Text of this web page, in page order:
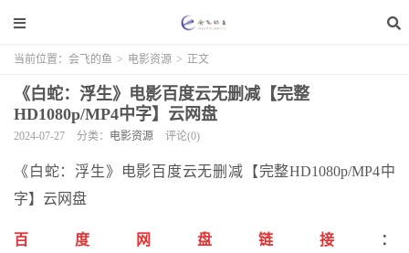
当前位置： 会飞的鱼 > 电影资源 > 正文
《白蛇：浮生》电影百度云无删减【完整
HD1080p/MP4中字】云网盘
2024-07-27 分类： 电影资源 评论(0)
《白蛇：浮生》电影百度云无删减【完整HD1080p/MP4中
字】云网盘
百度网盘链接
：